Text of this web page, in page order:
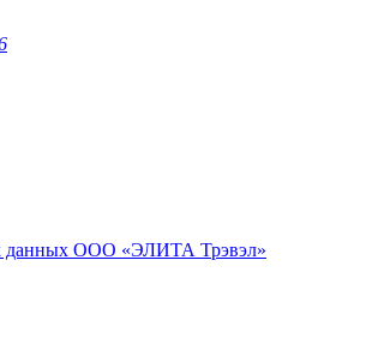
данных ООО «ЭЛИТА Трэвэл»